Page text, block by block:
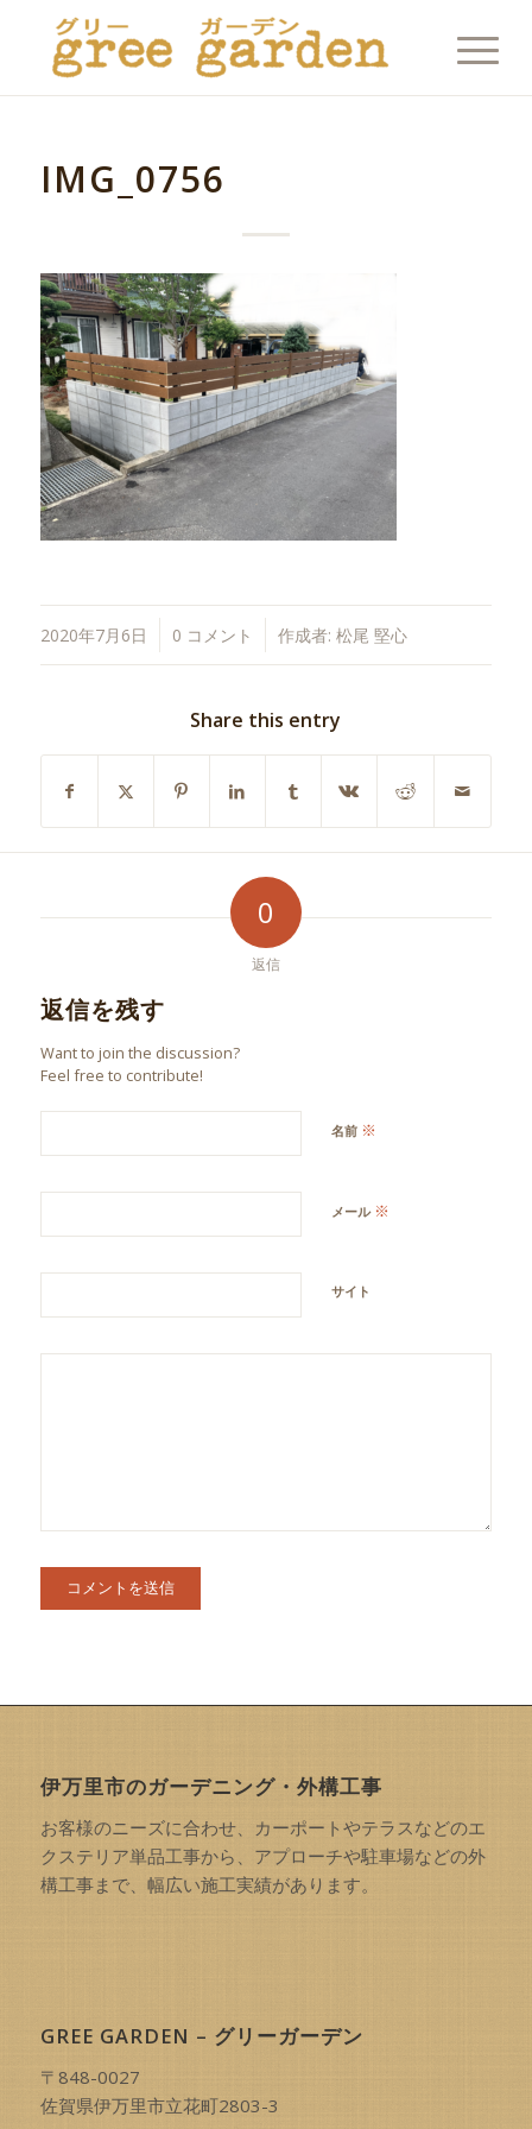
IMG_0756
2020年7月6日 0 コメント
/ 作成者: 松尾 堅心
Share this entry
0
返信
返信を残す
Want to join the discussion?
Feel free to contribute!
名前 ※
メール ※
サイト
伊万里市のガーデニング・外構工事
お客様のニーズに合わせ、カーポートやテラスなどのエ
クステリア単品工事から、アプローチや駐車場などの外
構工事まで、幅広い施工実績があります。
GREE GARDEN – グリーガーデン
〒848-0027
佐賀県伊万里市立花町2803-3